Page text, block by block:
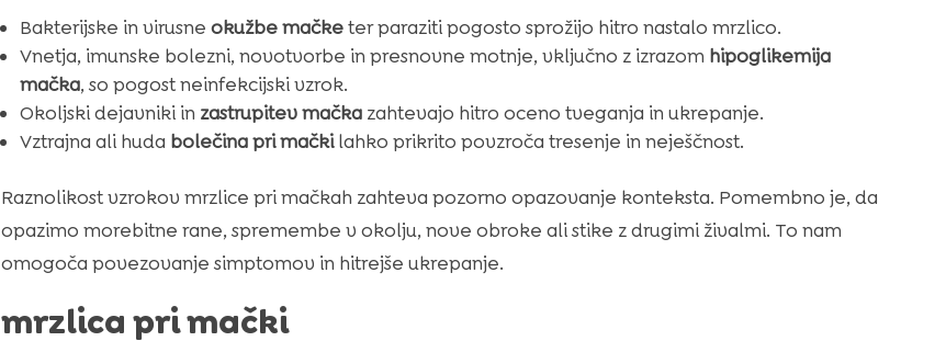
Bakterijske in virusne okužbe mačketer paraziti pogosto sprožijo hitro nastalo mrzlico.
Vnetja, imunske bolezni, novotvorbe in presnovne motnje, vključno z izrazom hipoglikemija
mačka, so pogost neinfekcijski vzrok.
Okoljski dejavniki in zastrupitev mačkazahtevajo hitro oceno tveganja in ukrepanje.
Vztrajna ali huda bolečina pri mačkilahko prikrito povzroča tresenje in neješčnost.
Raznolikost vzrokov mrzlice pri mačkah zahteva pozorno opazovanje konteksta. Pomembno je, da
opazimo morebitne rane, spremembe v okolju, nove obroke ali stike z drugimi živalmi. To nam
omogoča povezovanje simptomov in hitrejše ukrepanje.
mrzlica pri mački